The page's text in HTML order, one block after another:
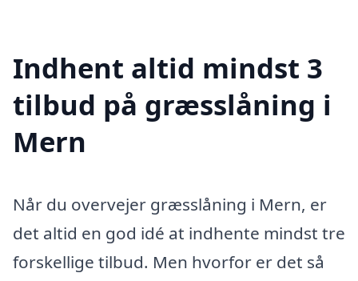
Indhent altid mindst 3
tilbud på græsslåning i
Mern
Når du overvejer græsslåning i Mern, er
det altid en god idé at indhente mindst tre
forskellige tilbud. Men hvorfor er det så